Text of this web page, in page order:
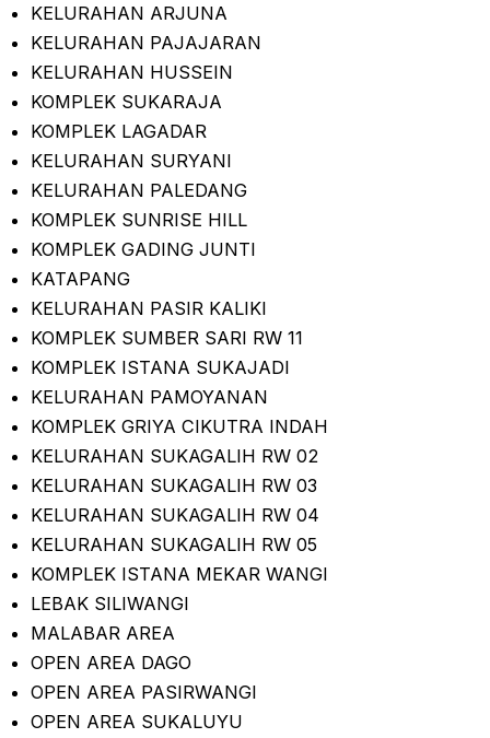
KELURAHAN ARJUNA
KELURAHAN PAJAJARAN
KELURAHAN HUSSEIN
KOMPLEK SUKARAJA
KOMPLEK LAGADAR
KELURAHAN SURYANI
KELURAHAN PALEDANG
KOMPLEK SUNRISE HILL
KOMPLEK GADING JUNTI
KATAPANG
KELURAHAN PASIR KALIKI
KOMPLEK SUMBER SARI RW 11
KOMPLEK ISTANA SUKAJADI
KELURAHAN PAMOYANAN
KOMPLEK GRIYA CIKUTRA INDAH
KELURAHAN SUKAGALIH RW 02
KELURAHAN SUKAGALIH RW 03
KELURAHAN SUKAGALIH RW 04
KELURAHAN SUKAGALIH RW 05
KOMPLEK ISTANA MEKAR WANGI
LEBAK SILIWANGI
MALABAR AREA
OPEN AREA DAGO
OPEN AREA PASIRWANGI
OPEN AREA SUKALUYU